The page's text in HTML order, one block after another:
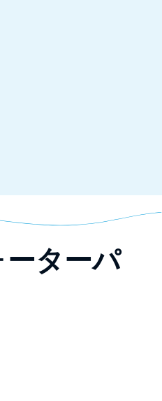
ターパ